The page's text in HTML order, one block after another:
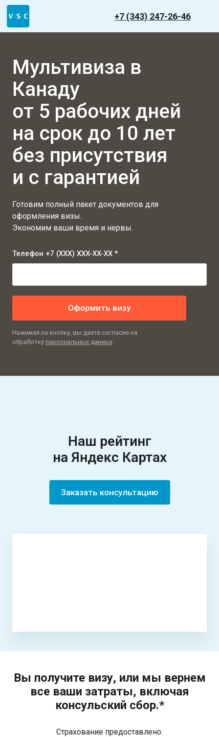
+7 (343) 247-26-46
Мультивиза в
Канаду
от 5 рабочих дней
на срок до 10 лет
без присутствия
и с гарантией
Готовим полный пакет документов для
оформления визы.
Экономим ваши время и нервы.
Телефон +7 (XXX) XXX-XX-XX *
Оформить визу
Нажимая на кнопку, вы даете согласие на
обработку персональных данных
Наш рейтинг
на Яндекс Картах
Заказать консультацию
Вы получите визу, или мы вернем
все ваши затраты, включая
консульский сбор.*
Страхование предоставлено: